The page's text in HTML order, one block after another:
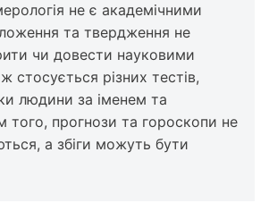
не є академічними
та твердження не
чи довести науковими
різних тестів,
людини за іменем та
того, прогнози та гороскопи не
а збіги можуть бути